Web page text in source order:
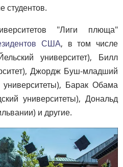
студентов.
"Лиги плюща"
США, в том числе
университет), Билл
Джордж Буш-младший
Барак Обама
университеты), Дональд
и другие.